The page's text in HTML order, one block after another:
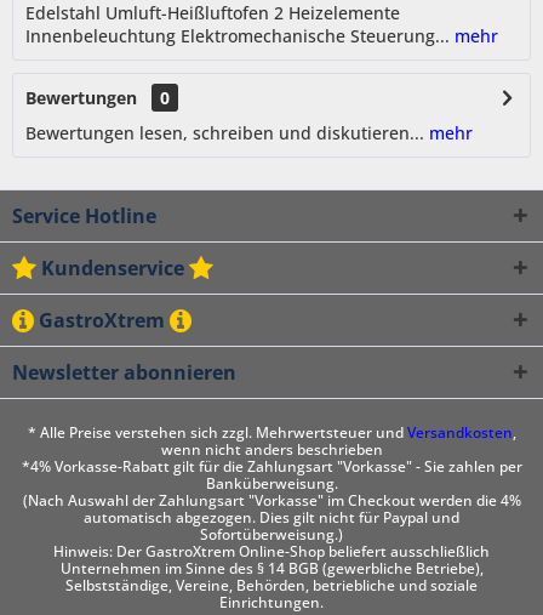
Edelstahl Umluft-Heißluftofen 2 Heizelemente
Innenbeleuchtung Elektromechanische Steuerung... mehr
Bewertungen
0
Bewertungen lesen, schreiben und diskutieren... mehr
Service Hotline
Kundenservice
GastroXtrem
Newsletter abonnieren
* Alle Preise verstehen sich zzgl. Mehrwertsteuer undVersandkosten,
wenn nicht anders beschrieben
*4% Vorkasse-Rabatt gilt für die Zahlungsart "Vorkasse" - Sie zahlen per
Banküberweisung.
(Nach Auswahl der Zahlungsart "Vorkasse" im Checkout werden die 4%
automatisch abgezogen. Dies gilt nicht für Paypal und
Sofortüberweisung.)
Hinweis: Der GastroXtrem Online-Shop beliefert ausschließlich
Unternehmen im Sinne des § 14 BGB (gewerbliche Betriebe),
Selbstständige, Vereine, Behörden, betriebliche und soziale
Einrichtungen.